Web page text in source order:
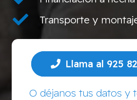
Transporte y
Llama al 925
O déjanos tus datos y